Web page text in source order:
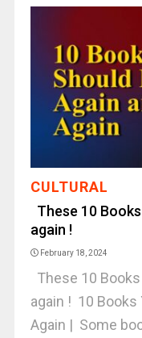
CULTURAL
These 10
again !
February 18, 2024
These 10 Books
again ! 10 Books
Again | Some